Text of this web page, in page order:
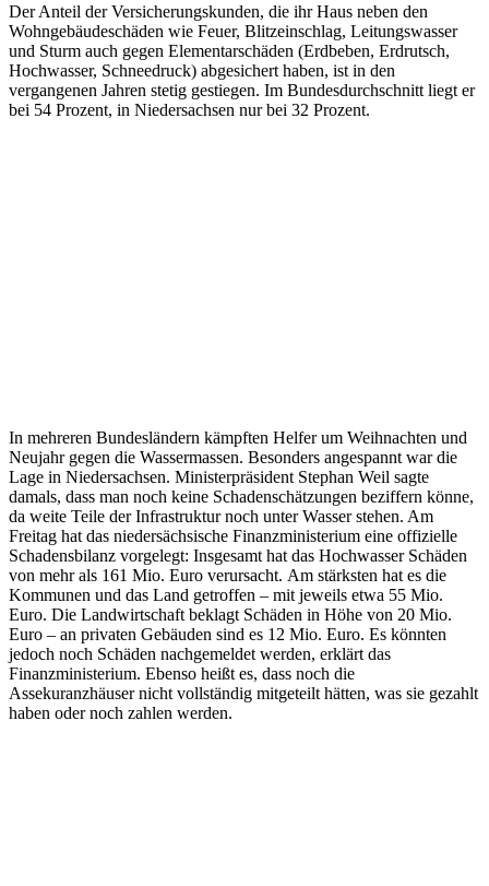
Der Anteil der Versicherungskunden, die ihr Haus neben den
Wohngebäudeschäden wie Feuer, Blitzeinschlag, Leitungswasser
und Sturm auch gegen Elementarschäden (Erdbeben, Erdrutsch,
Hochwasser, Schneedruck) abgesichert haben, ist in den
vergangenen Jahren stetig gestiegen. Im Bundesdurchschnitt liegt er
bei 54 Prozent, in Niedersachsen nur bei 32 Prozent.
In mehreren Bundesländern kämpften Helfer um Weihnachten und
Neujahr gegen die Wassermassen. Besonders angespannt war die
Lage in Niedersachsen. Ministerpräsident Stephan Weil sagte
damals, dass man noch keine Schadenschätzungen beziffern könne,
da weite Teile der Infrastruktur noch unter Wasser stehen. Am
Freitag hat das niedersächsische Finanzministerium eine offizielle
Schadensbilanz vorgelegt: Insgesamt hat das Hochwasser Schäden
von mehr als 161 Mio. Euro verursacht. Am stärksten hat es die
Kommunen und das Land getroffen – mit jeweils etwa 55 Mio.
Euro. Die Landwirtschaft beklagt Schäden in Höhe von 20 Mio.
Euro – an privaten Gebäuden sind es 12 Mio. Euro. Es könnten
jedoch noch Schäden nachgemeldet werden, erklärt das
Finanzministerium. Ebenso heißt es, dass noch die
Assekuranzhäuser nicht vollständig mitgeteilt hätten, was sie gezahlt
haben oder noch zahlen werden.